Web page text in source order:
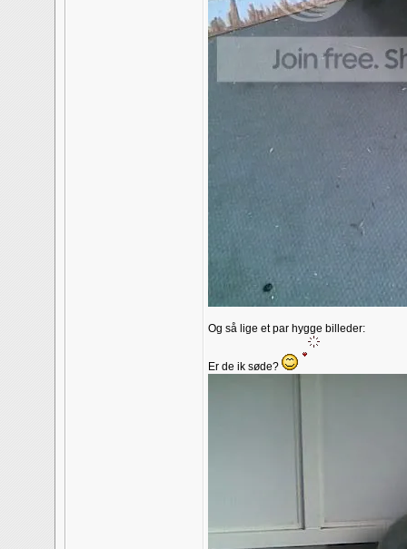
Og så lige et par hygge billeder:
Er de ik søde?